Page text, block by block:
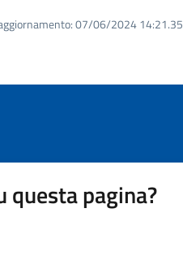
07/06/2024 14:21.35
questa pagina?